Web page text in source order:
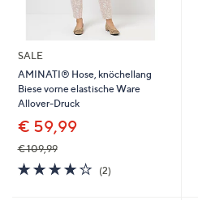
SALE
AMINATI® Hose, knöchellang
Biese vorne elastische Ware
Allover-Druck
€ 59,99
€ 109,99
4.0
von
(2)